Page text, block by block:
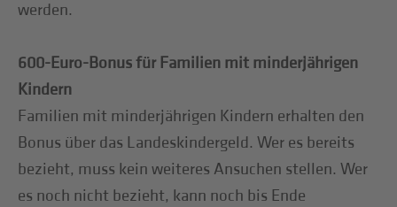
werden.
600-Euro-Bonus für Familien mit minderjährigen
Kindern
Familien mit minderjährigen Kindern erhalten den
Bonus über das Landeskindergeld. Wer es bereits
bezieht, muss kein weiteres Ansuchen stellen. Wer
es noch nicht bezieht, kann noch bis Ende